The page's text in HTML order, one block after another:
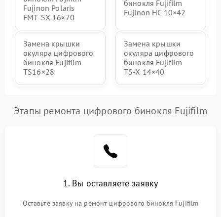
Fujinon Polaris
FMT‑SX 16×70
бинокля Fujifilm
Fujinon HC 10×42
Замена крышки
окуляра цифрового
бинокля Fujifilm
TS16×28
Замена крышки
окуляра цифрового
бинокля Fujifilm
TS‑X 14×40
Этапы ремонта цифрового бинокля Fujifilm
1. Вы оставляете заявку
Оставьте заявку на ремонт цифрового бинокля Fujifilm